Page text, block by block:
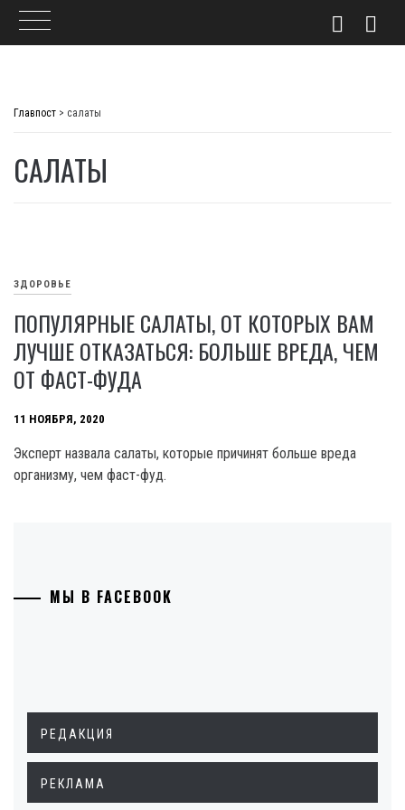
Главпост > салаты
САЛАТЫ
ЗДОРОВЬЕ
ПОПУЛЯРНЫЕ САЛАТЫ, ОТ КОТОРЫХ ВАМ
ЛУЧШЕ ОТКАЗАТЬСЯ: БОЛЬШЕ ВРЕДА, ЧЕМ
ОТ ФАСТ-ФУДА
11 НОЯБРЯ, 2020
Эксперт назвала салаты, которые причинят больше вреда
организму, чем фаст-фуд.
МЫ В FACEBOOK
РЕДАКЦИЯ
РЕКЛАМА